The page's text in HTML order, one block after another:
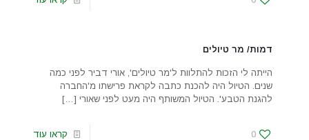
דמות/ מר טיולים
הייתה לי הזכות להתלוות ל'מר טיולים', אורי דביר לפני כמה
שנים. הטיול היה להכנת כתבה לקראת פרישתו מ'החברה
להגנת הטבע'. הטיול המשותף היה מעט לפני שאורי […]
0 קראו עוד